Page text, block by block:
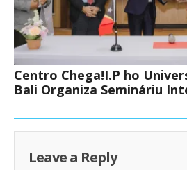
Centro Chega!I.P ho
Bali Organiza Semináriu
Leave a Reply